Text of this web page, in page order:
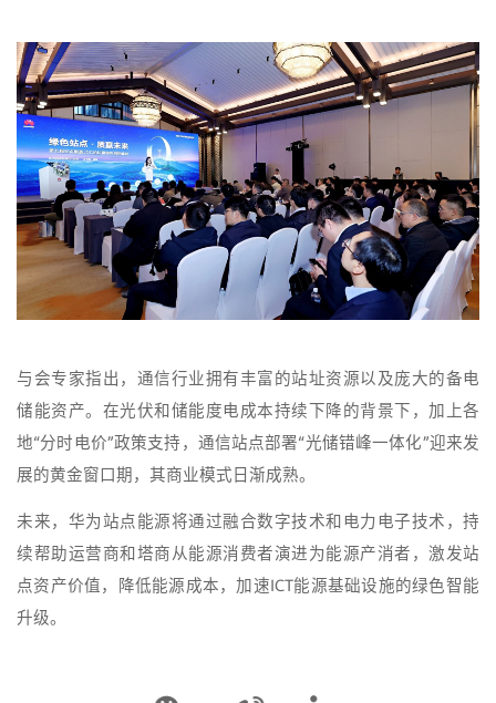
与会专家指出，通信行业拥有丰富的站址资源以及庞大的备电
储能资产。在光伏和储能度电成本持续下降的背景下，加上各
地“分时电价”政策支持，通信站点部署“光储错峰一体化”迎来发
展的黄金窗口期，其商业模式日渐成熟。
未来，华为站点能源将通过融合数字技术和电力电子技术，持
续帮助运营商和塔商从能源消费者演进为能源产消者，激发站
点资产价值，降低能源成本，加速ICT能源基础设施的绿色智能
升级。